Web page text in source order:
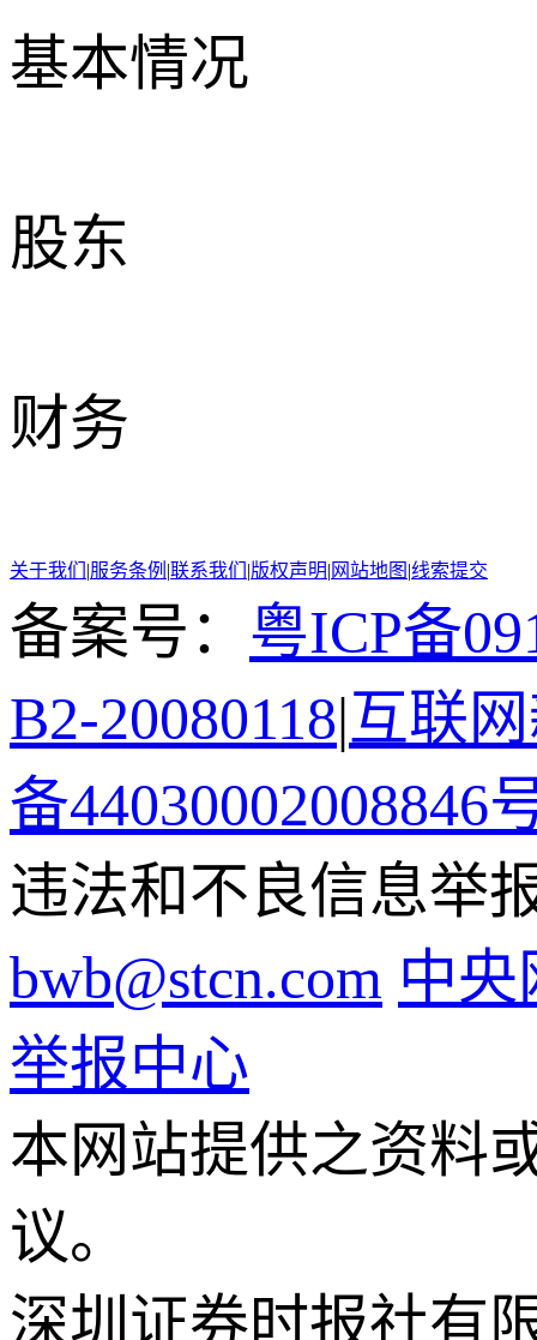
基本情况
股东
财务
关于我们 |服务条例 |联系我们 |版权声明| 网站地图 |线索提交
备案号： 粤ICP备
B2-20080118|互联
备44030002008846
违法和不良信息举
bwb@stcn.com 中
举报中心
本网站提供之资料
议。
深圳证券时报社有